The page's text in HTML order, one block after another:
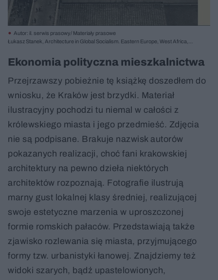
Autor: il. serwis prasowy/ Materiały prasowe
Łukasz Stanek, Architecture in Global Socialism. Eastern Europe, West Africa,
Ekonomia polityczna mieszkalnictwa
Przejrzawszy pobieżnie tę książkę doszedłem do
wniosku, że Kraków jest brzydki. Materiał
ilustracyjny pochodzi tu niemal w całości z
królewskiego miasta i jego przedmieść. Zdjęcia
nie są podpisane. Brakuje nazwisk autorów
pokazanych realizacji, choć fani krakowskiej
architektury na pewno dzieła niektórych
architektów rozpoznają. Fotografie ilustrują
marny gust lokalnej klasy średniej, realizującej
swoje estetyczne marzenia w uproszczonej
formie romskich pałaców. Przedstawiają także
zjawisko rozlewania się miasta, przyjmującego
formy tzw. urbanistyki łanowej. Znajdziemy też
widoki szarych, bądź upastelowionych,